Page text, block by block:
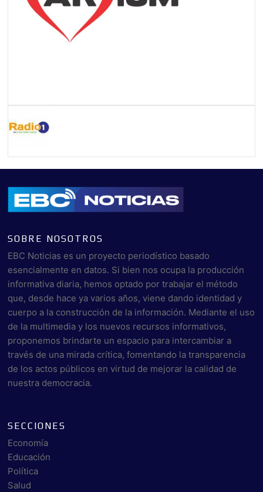
SOBRE NOSOTROS
EBC Noticias es un proyecto periodístico basado
esencialmente en datos. Si bien nos ocupa la producción
informativa diaria, hemos optado por trabajar el método
que, desde hace ya varios años, viene dando identidad y
cuerpo a la construcción de la información. Mediante el uso
de la multimedia y los nuevos recursos informativos,
proponemos brindarte un espacio para intercambiar a
través de una mirada crítica, fomentando la transparencia
de los actos públicos en virtud de mejorar la calidad de
nuestra democracia.
SECCIONES
Economía
Educación
Política
Salud